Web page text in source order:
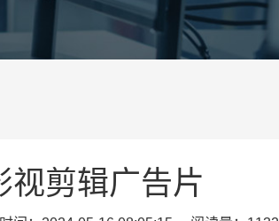
视剪辑广告片